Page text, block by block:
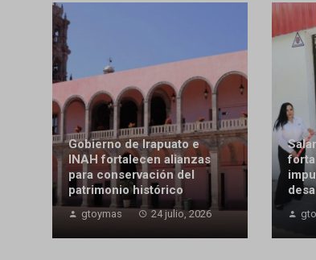
Gobierno de Irapuato e
INAH fortalecen alianzas
para conservación del
patrimonio histórico
gtoymas 24 julio, 2026